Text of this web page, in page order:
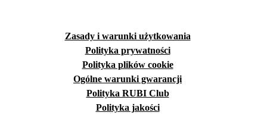
Zasady i warunki użytkowania
Polityka prywatności
Polityka plików cookie
Ogólne warunki gwarancji
Polityka RUBI Club
Polityka jakości